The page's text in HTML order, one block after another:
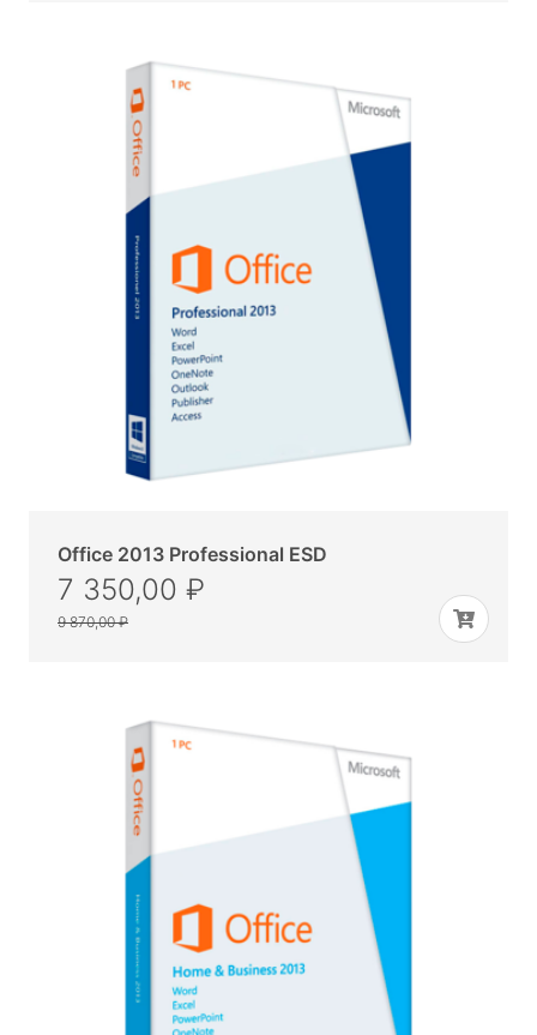
Office 2013 Professional ESD
7 350,00 ₽
9 870,00 ₽